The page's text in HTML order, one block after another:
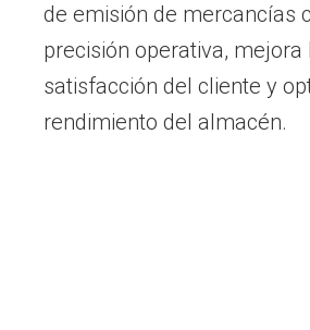
de emisión de mercancías
precisión operativa, mejora
satisfacción del cliente y
rendimiento del almacén.